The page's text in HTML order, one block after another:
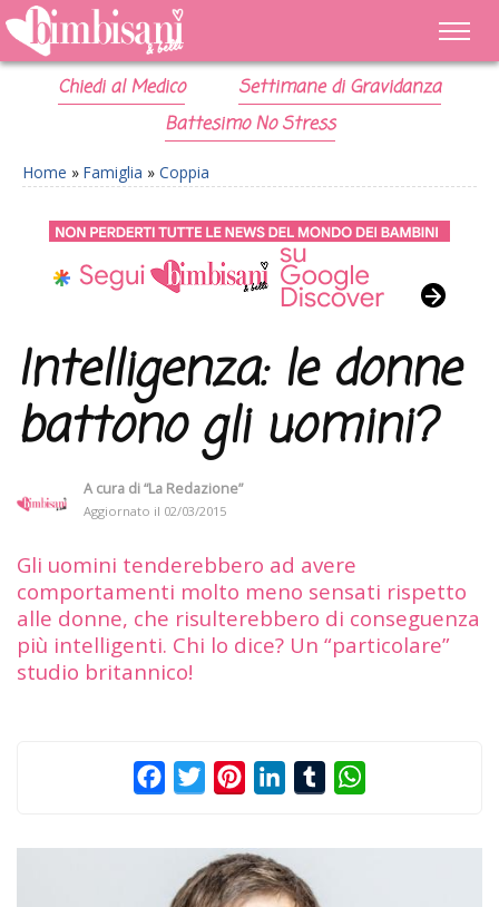
Chiedi al Medico
Settimane di Gravidanza
Battesimo No Stress
Home » Famiglia » Coppia
Intelligenza: le donne
battono gli uomini?
A cura di“La Redazione”
Aggiornato il 02/03/2015
Gli uomini tenderebbero ad avere
comportamenti molto meno sensati rispetto
alle donne, che risulterebbero di conseguenza
più intelligenti. Chi lo dice? Un “particolare”
studio britannico!
FacebookTwitterPinterestLinkedInTumblr